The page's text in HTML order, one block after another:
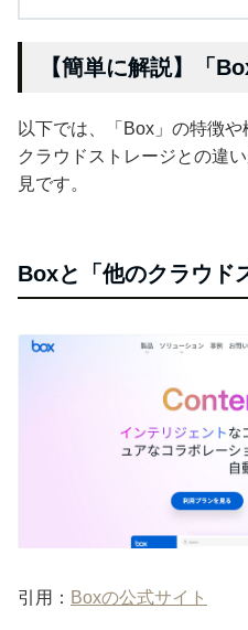
【簡単に解説】「
以下では、「Box」の特徴
クラウドストレージとの違
見です。
Boxと「他のクラウド
引用： Boxの公式サイト